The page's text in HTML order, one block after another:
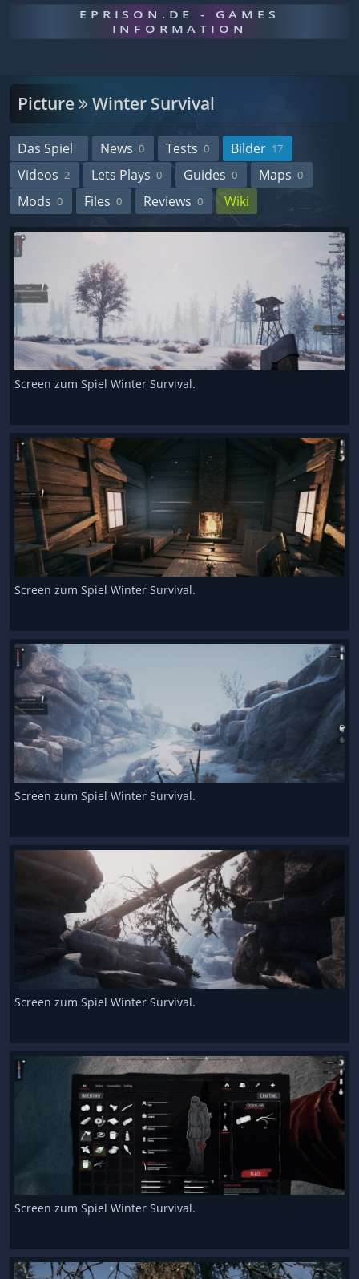
EPRISON.DE - GAMES
INFORMATION
Picture Winter Survival
Das Spiel News 0 Tests 0 Bilder 17
Videos 2 Lets Plays 0 Guides 0 Maps 0
Mods 0 Files 0 Reviews 0 Wiki
Screen zum Spiel Winter Survival.
Screen zum Spiel Winter Survival.
Screen zum Spiel Winter Survival.
Screen zum Spiel Winter Survival.
Screen zum Spiel Winter Survival.